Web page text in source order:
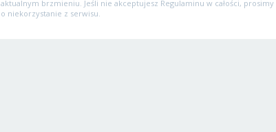
aktualnym brzmieniu. Jeśli nie akceptujesz Regulaminu w całości, prosimy
o niekorzystanie z serwisu.